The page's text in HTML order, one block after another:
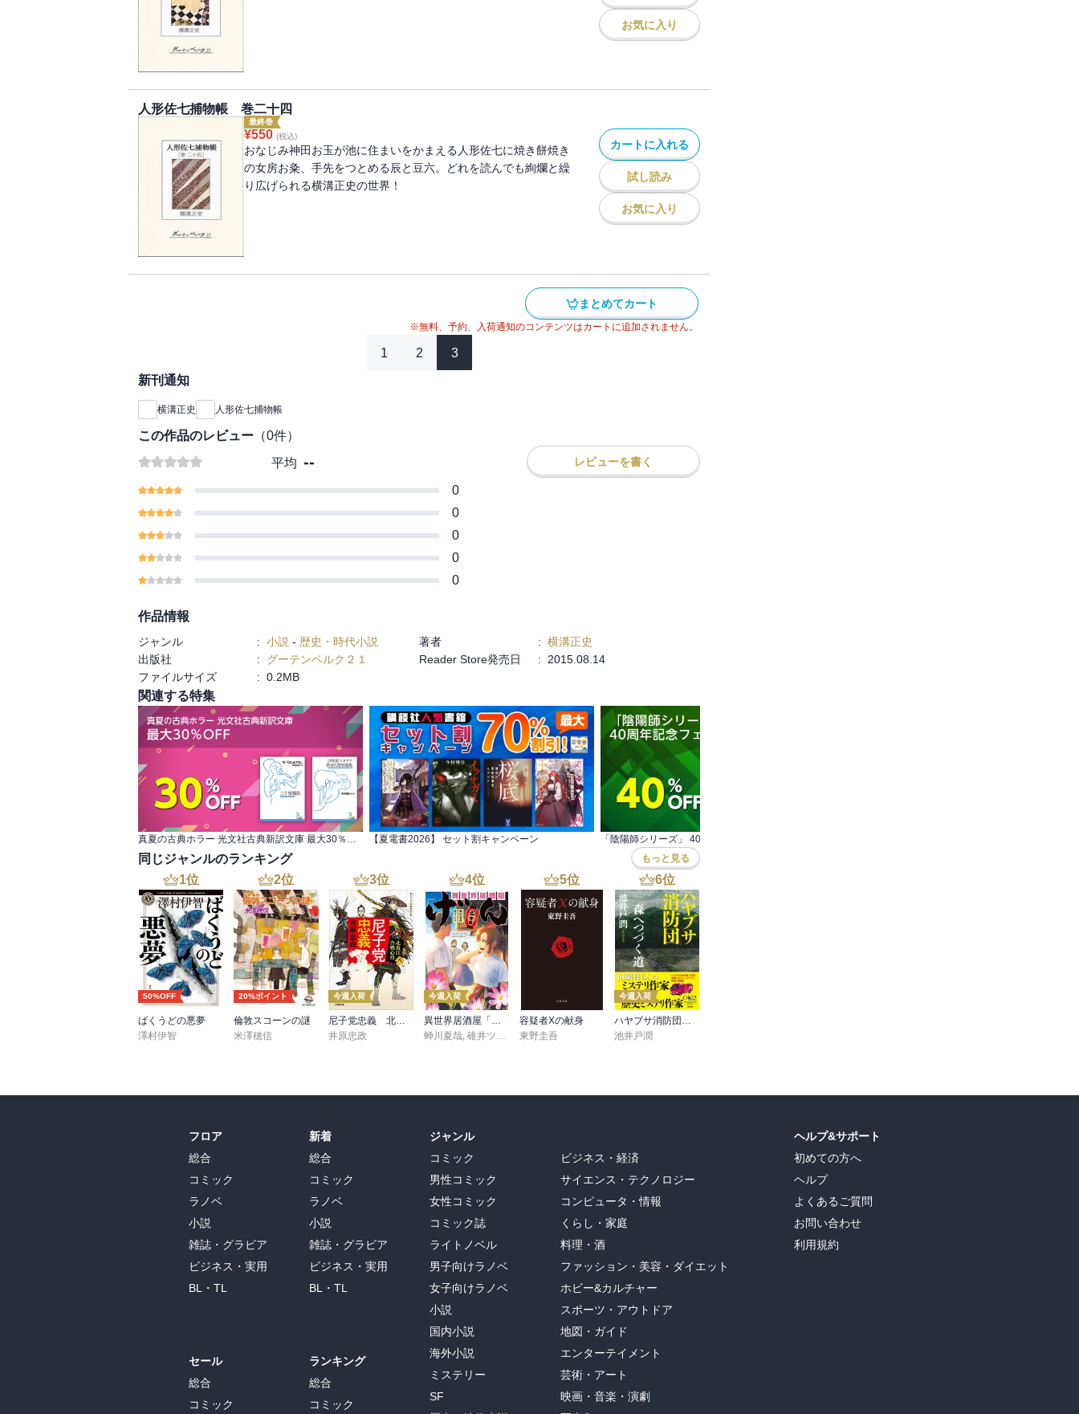
お気に入り
人形佐七捕物帳 巻二十四
最終巻
¥550 (税込)
おなじみ神田お玉が池に住まいをかまえる人形佐七に焼き餅焼き
の女房お粂、手先をつとめる辰と豆六。どれを読んでも絢爛と繰
り広げられる横溝正史の世界！
カートに入れる
試し読み
お気に入り
まとめてカート
※無料、予約、入荷通知のコンテンツはカートに追加されません。
1 2 3
新刊通知
横溝正史 人形佐七捕物帳
この作品のレビュー （0件）
平均 -- レビューを書く
0
0
0
0
0
作品情報
ジャンル : 小説 - 歴史・時代小説 著者 : 横溝正史
出版社
: グーテンベルク２１ Reader Store発売日 : 2015.08.14
ファイルサイズ
: 0.2MB
関連する特集
真夏の古典ホラー 光文社古典新訳文庫 最大30％OFF 【夏電書2026】 セット割キャンペーン 「陰陽師シリーズ」 40周年記念フェア
同じジャンルのランキング もっと見る
1位
50%OFF
ばくうどの悪夢
澤村伊智
2位
20%ポイント
倫敦スコーンの謎
米澤穂信
3位
今週入荷
井原忠政
4位
今週入荷
蝉川夏哉, 碓井ツカサ
5位
容疑者Xの献身
東野圭吾
6位
今週入荷
池井戸潤
フロア
総合
コミック
ラノベ
小説
雑誌・グラビア
ビジネス・実用
BL・TL
セール
総合
コミック
新着
総合
コミック
ラノベ
小説
雑誌・グラビア
ビジネス・実用
BL・TL
ランキング
総合
コミック
ジャンル
コミック
男性コミック
女性コミック
コミック誌
ライトノベル
男子向けラノベ
女子向けラノベ
小説
国内小説
海外小説
ミステリー
SF
ビジネス・経済
サイエンス・テクノロジー
コンピュータ・情報
くらし・家庭
料理・酒
ファッション・美容・ダイエット
ホビー&カルチャー
スポーツ・アウトドア
地図・ガイド
エンターテイメント
芸術・アート
映画・音楽・演劇
ヘルプ&サポート
初めての方へ
ヘルプ
よくあるご質問
お問い合わせ
利用規約